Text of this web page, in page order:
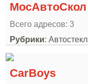
МосАвтоСкол
Всего адресов: 3
Рубрики:
CarBoys